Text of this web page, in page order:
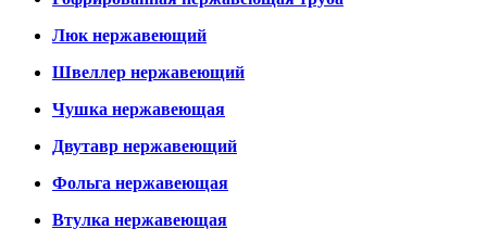
Люк нержавеющий
Швеллер нержавеющий
Чушка нержавеющая
Двутавр нержавеющий
Фольга нержавеющая
Втулка нержавеющая